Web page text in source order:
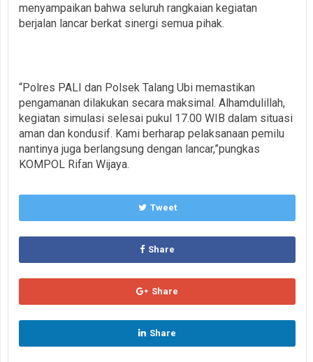
menyampaikan bahwa seluruh rangkaian kegiatan
berjalan lancar berkat sinergi semua pihak.
“Polres PALI dan Polsek Talang Ubi memastikan
pengamanan dilakukan secara maksimal. Alhamdulillah,
kegiatan simulasi selesai pukul 17.00 WIB dalam situasi
aman dan kondusif. Kami berharap pelaksanaan pemilu
nantinya juga berlangsung dengan lancar,”pungkas
KOMPOL Rifan Wijaya.
Tweet
Share
Share
Share